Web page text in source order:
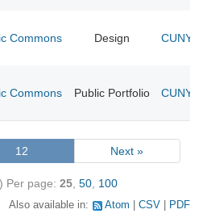
Commons Design CUNY
Commons Public Portfolio CUNY
12 Next »
Per page: 25 50 100
Also available in: Atom CSV PDF